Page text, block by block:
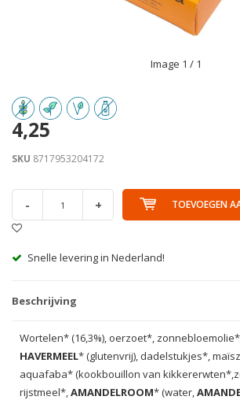
Image 1 / 1
4,25
SKU 8717953204172
- + TOEVOEGEN
Snelle levering in Nederland!
Beschrijving
Wortelen* (16,3%), oerzoet*,
HAVERMEEL* (glutenvrij), dadelstukjes*,
aquafaba* (kookbouillon van
rijstmeel*,AMANDELROOM* (water,